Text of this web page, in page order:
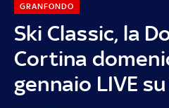
Ski Classic, la
Cortina
gennaio LIVE
GRANFONDO